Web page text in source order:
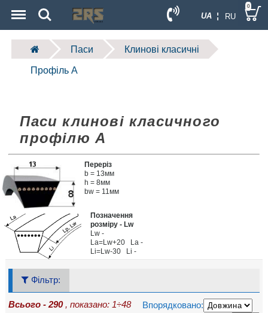
UA ¦ RU
Search 0
Паси Клинові класичні
Профіль A
Паси клинові класичного
профілю A
Переріз
b = 13мм
h = 8мм
bw = 11мм
Позначення
розміру - Lw
Lw -
La=Lw+20 La -
Li=Lw-30 Li -
Фільтр:
Всього - 290 , показано: 1÷48
Впорядковано: